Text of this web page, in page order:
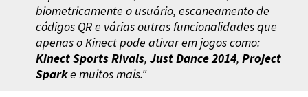
biometricamente o usuário, escaneamento de
códigos QR e várias outras funcionalidades que
apenas o Kinect pode ativar em jogos como:
Kinect Sports Rivals, Just Dance 2014, Project
Sparke muitos mais."